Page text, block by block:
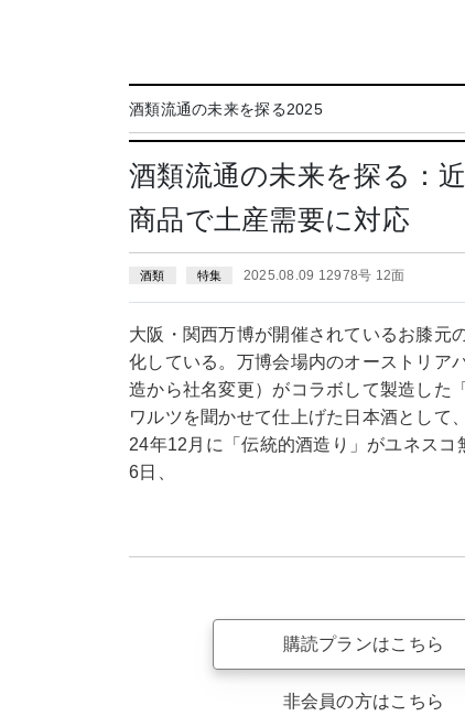
酒類流通の未来を探る2025
酒類流通の未来を探る：
商品で土産需要に対応
酒類 特集 2025.08.09 12978号 12面
大阪・関西万博が開催されているお膝元
化している。万博会場内のオーストリア
造から社名変更）がコラボして製造した
ワルツを聞かせて仕上げた日本酒として
24年12月に「伝統的酒造り」がユネス
6日、
購読プランはこちら
非会員の方はこちら